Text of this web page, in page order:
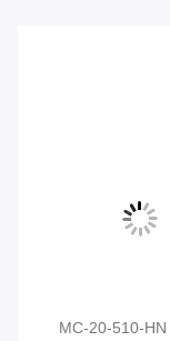
أصل جديد MC-20-510-HN